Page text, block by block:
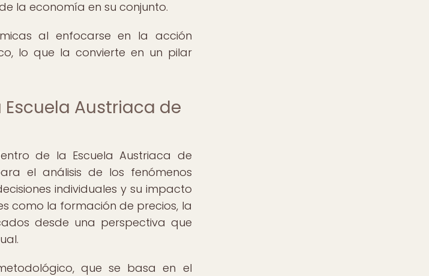
la economía en su conjunto.
al enfocarse en la acción
lo que la convierte en un pilar
Austriaca de
de la Escuela Austriaca de
el análisis de los fenómenos
individuales y su impacto
como la formación de precios, la
desde una perspectiva que
que se basa en el